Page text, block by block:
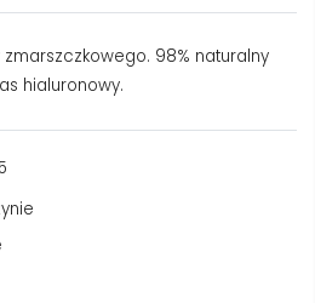
98% naturalny
hialuronowy.